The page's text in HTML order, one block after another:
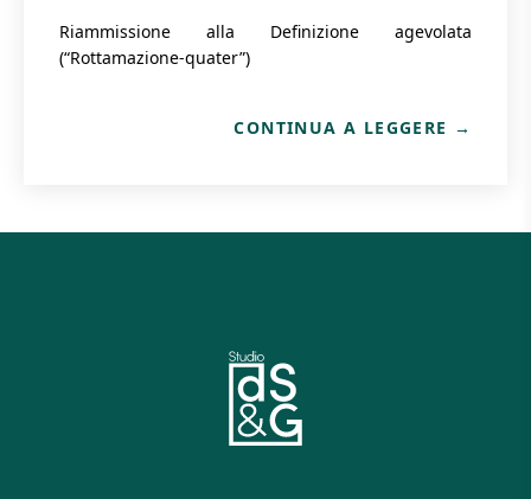
Riammissione alla Definizione agevolata
(“Rottamazione-quater”)
CONTINUA A LEGGERE